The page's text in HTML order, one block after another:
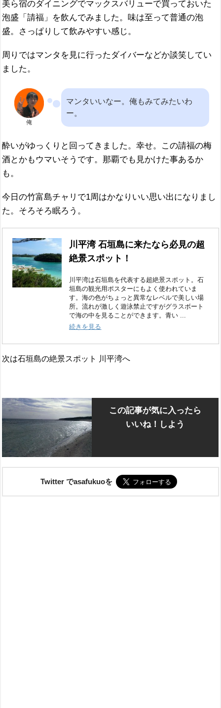
美ら宿のダイニングでマックスバリューで買っておいた
泡盛「請福」を飲んでみました。味は至って普通の泡
盛。さっぱりして飲みやすい感じ。
周りではマンタを見に行ったダイバーなどか談笑してい
ました。
俺
マンタいいなー。俺もみてみたいわ
ー。
酔いがゆっくりと回ってきました。幸せ。この請福の梅
酒とかもウマいそうです。那覇でも見かけた事あるか
も。
今日の竹富島チャリで1周はかなりいい思い出になりまし
た。そろそろ眠ろう。
川平湾 石垣島に来たなら必見の超
絶景スポット！
川平湾は石垣島を代表する超絶景スポット。石
垣島の観光用ポスターにもよく使われていま
す。海の色がちょっと異常なレベルで美しい場
所。流れが激しく遊泳禁止ですがグラスボート
で海の中を見ることができます。青い ...
続きを見る
次は石垣島の絶景スポット 川平湾へ
この記事が気に入ったら
いいね！しよう
Twitter でasafukuoを